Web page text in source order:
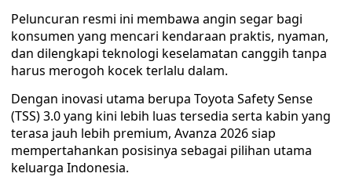
Peluncuran resmi ini membawa angin segar bagi
konsumen yang mencari kendaraan praktis, nyaman,
dan dilengkapi teknologi keselamatan canggih tanpa
harus merogoh kocek terlalu dalam.
Dengan inovasi utama berupa Toyota Safety Sense
(TSS) 3.0 yang kini lebih luas tersedia serta kabin yang
terasa jauh lebih premium, Avanza 2026 siap
mempertahankan posisinya sebagai pilihan utama
keluarga Indonesia.